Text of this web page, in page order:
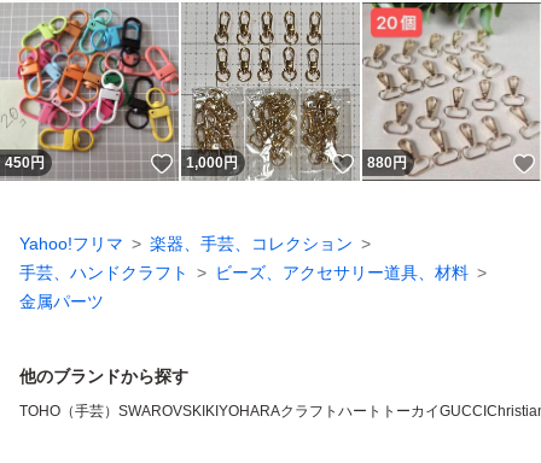
450円 いいね！
1,000円 いいね！
880円
Yahoo!フリマ
楽器、手芸、コレクション
手芸、ハンドクラフト
ビーズ、アクセサリー道具、材料
金属パーツ
他のブランドから探す
TOHO（手芸） SWAROVSKI KIYOHARAクラフトハートトーカイGUCCI